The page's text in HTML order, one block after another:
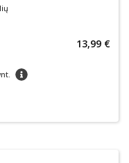
klubo narių nuolaida
patarimas
13,99 €